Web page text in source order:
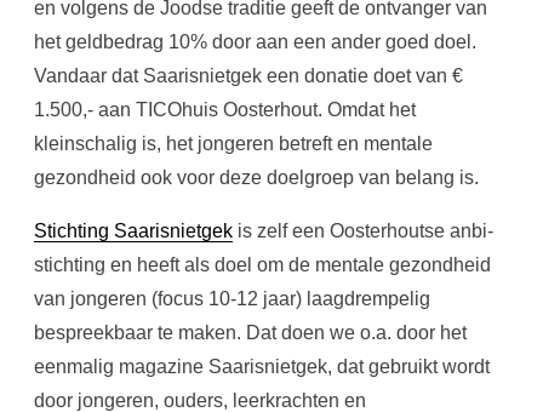
en volgens de Joodse traditie geeft de ontvanger van
het geldbedrag 10% door aan een ander goed doel.
Vandaar dat Saarisnietgek een donatie doet van €
1.500,- aan TICOhuis Oosterhout. Omdat het
kleinschalig is, het jongeren betreft en mentale
gezondheid ook voor deze doelgroep van belang is.
Stichting Saarisnietgek is zelf een Oosterhoutse anbi-
stichting en heeft als doel om de mentale gezondheid
van jongeren (focus 10-12 jaar) laagdrempelig
bespreekbaar te maken. Dat doen we o.a. door het
eenmalig magazine Saarisnietgek, dat gebruikt wordt
door jongeren, ouders, leerkrachten en